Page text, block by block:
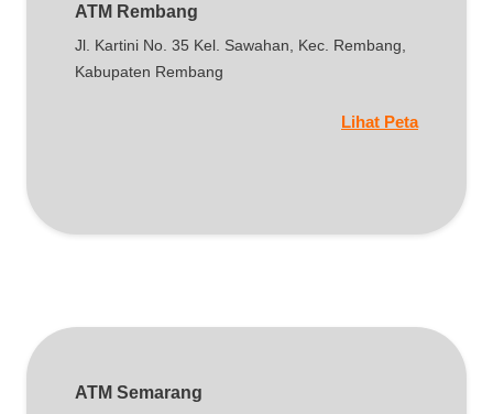
ATM Rembang
Jl. Kartini No. 35 Kel. Sawahan, Kec. Rembang,
Kabupaten Rembang
Lihat Peta
ATM Semarang